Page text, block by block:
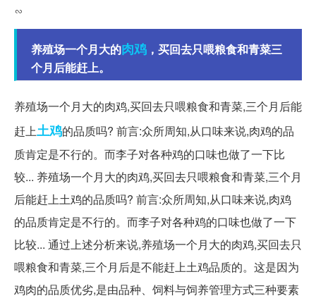
∽
养殖场一个月大的肉鸡 ，买回去只喂粮食和青菜三
个月后能赶上。
养殖场一个月大的肉鸡,买回去只喂粮食和青菜,三个月后能
赶上土鸡的品质吗? 前言:众所周知,从口味来说,肉鸡的品
质肯定是不行的。而李子对各种鸡的口味也做了一下比
较... 养殖场一个月大的肉鸡,买回去只喂粮食和青菜,三个月
后能赶上土鸡的品质吗? 前言:众所周知,从口味来说,肉鸡
的品质肯定是不行的。而李子对各种鸡的口味也做了一下
比较... 通过上述分析来说,养殖场一个月大的肉鸡,买回去只
喂粮食和青菜,三个月后是不能赶上土鸡品质的。这是因为
鸡肉的品质优劣,是由品种、饲料与饲养管理方式三种要素